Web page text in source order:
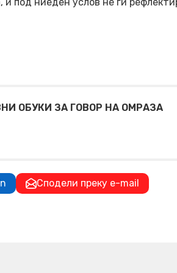
ОБУКИ ЗА ГОВОР НА ОМРАЗА
Сподели преку e-mail